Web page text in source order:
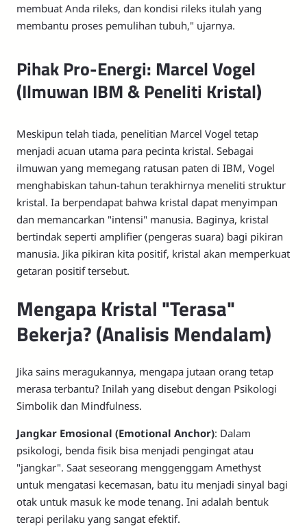
membuat Anda rileks, dan kondisi rileks itulah yang
membantu proses pemulihan tubuh," ujarnya.
Pihak Pro-Energi: Marcel Vogel
(Ilmuwan IBM & Peneliti Kristal)
Meskipun telah tiada, penelitian Marcel Vogel tetap
menjadi acuan utama para pecinta kristal. Sebagai
ilmuwan yang memegang ratusan paten di IBM, Vogel
menghabiskan tahun-tahun terakhirnya meneliti struktur
kristal. Ia berpendapat bahwa kristal dapat menyimpan
dan memancarkan "intensi" manusia. Baginya, kristal
bertindak seperti amplifier (pengeras suara) bagi pikiran
manusia. Jika pikiran kita positif, kristal akan memperkuat
getaran positif tersebut.
Mengapa Kristal "Terasa"
Bekerja? (Analisis Mendalam)
Jika sains meragukannya, mengapa jutaan orang tetap
merasa terbantu? Inilah yang disebut dengan Psikologi
Simbolik dan Mindfulness.
Jangkar Emosional (Emotional Anchor): Dalam
psikologi, benda fisik bisa menjadi pengingat atau
"jangkar". Saat seseorang menggenggam Amethyst
untuk mengatasi kecemasan, batu itu menjadi sinyal bagi
otak untuk masuk ke mode tenang. Ini adalah bentuk
terapi perilaku yang sangat efektif.